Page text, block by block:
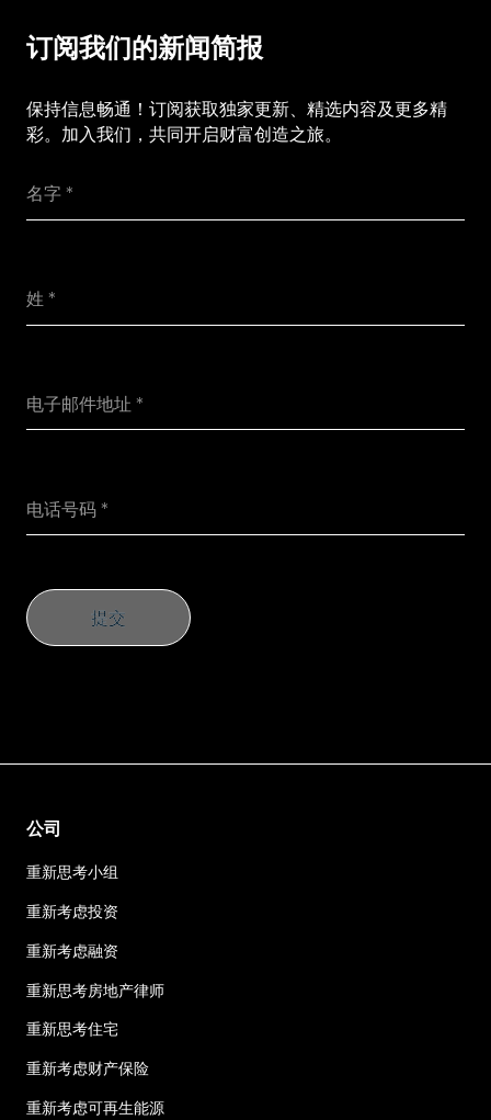
订阅我们的新闻简报
保持信息畅通！订阅获取独家更新、精选内容及更多精
彩。加入我们，共同开启财富创造之旅。
提交
提交
公司
重新思考小组
重新考虑投资
重新考虑融资
重新思考房地产律师
重新思考住宅
重新考虑财产保险
重新考虑可再生能源